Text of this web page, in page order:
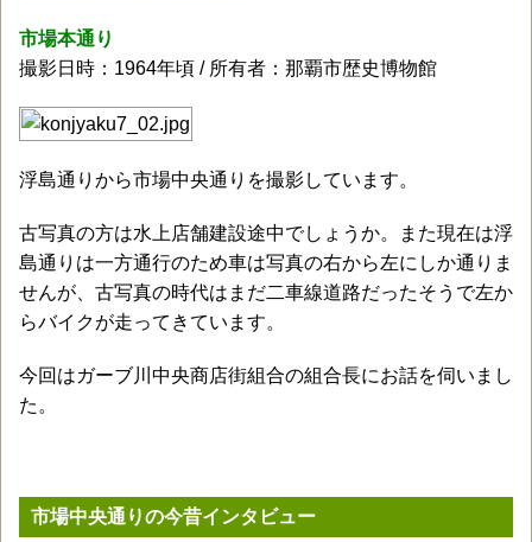
市場本通り
撮影日時：1964年頃 / 所有者：那覇市歴史博物館
浮島通りから市場中央通りを撮影しています。
古写真の方は水上店舗建設途中でしょうか。また現在は浮
島通りは一方通行のため車は写真の右から左にしか通りま
せんが、古写真の時代はまだ二車線道路だったそうで左か
らバイクが走ってきています。
今回はガーブ川中央商店街組合の組合長にお話を伺いまし
た。
市場中央通りの今昔インタビュー